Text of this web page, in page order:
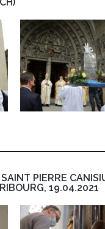
PIERRE
19.04.2021